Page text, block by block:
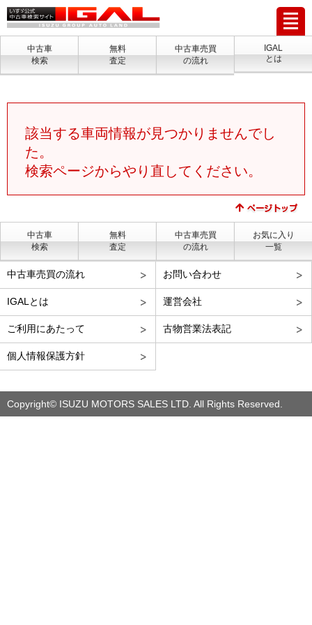
中古車
検索
無料
査定
中古車売買
の流れ
IGAL
とは
該当する車両情報が見つかりませんでし
た。
検索ページからやり直してください。
中古車
検索
無料
査定
中古車売買
の流れ
お気に入り
一覧
中古車売買の流れ お問い合わせ
IGALとは 運営会社
ご利用にあたって 古物営業法表記
個人情報保護方針
Copyright© ISUZU MOTORS SALES LTD. All Rights Reserved.